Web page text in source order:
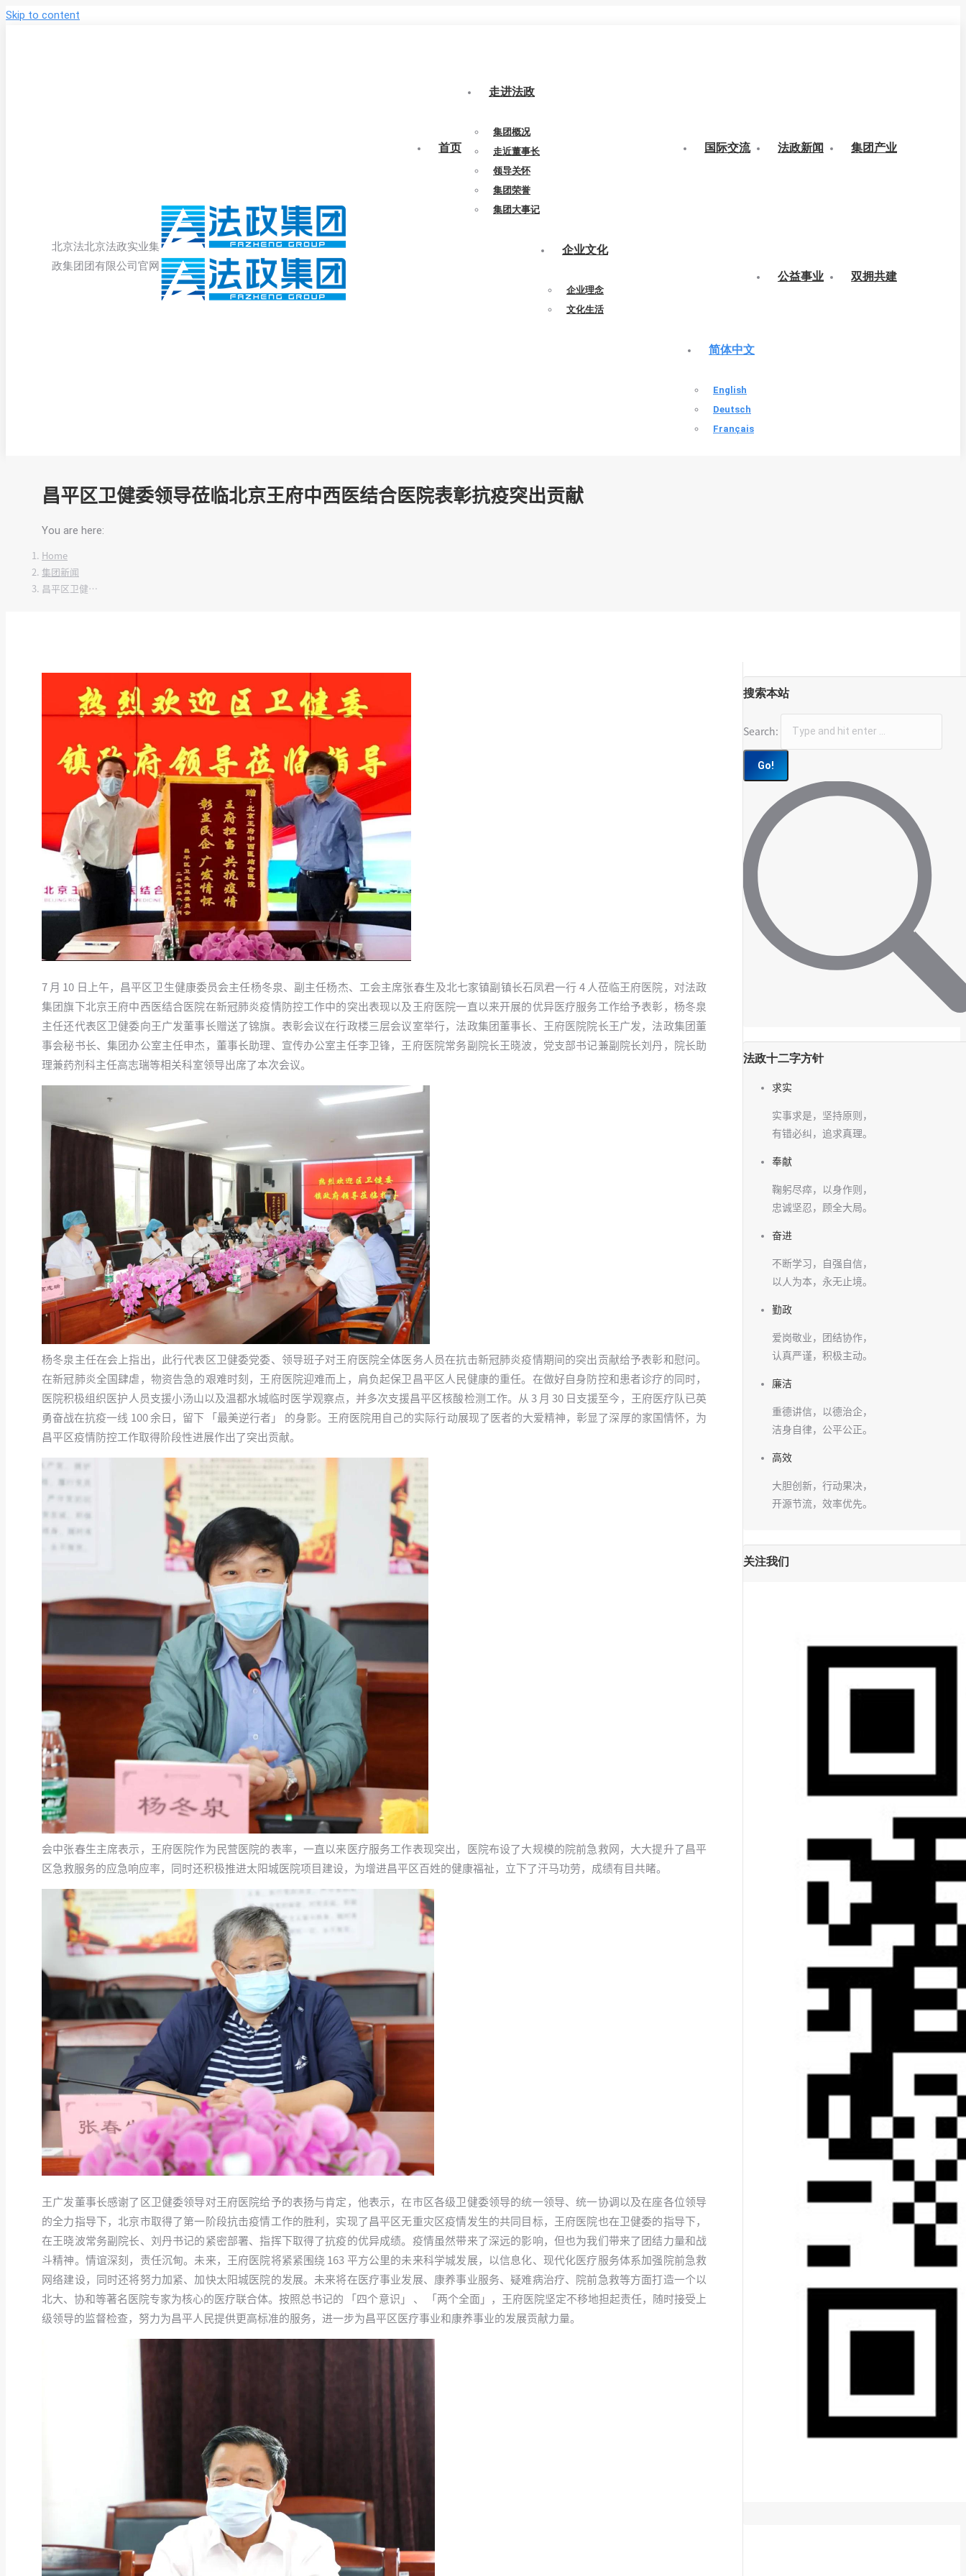
Skip to content
北京法
政集团
北京法政实业集
团有限公司官网
首页
走进法政
集团概况
走近董事长
领导关怀
集团荣誉
集团大事记
国际交流 法政新闻 集团产业
企业文化
企业理念
文化生活
公益事业 双拥共建
简体中文
English
Deutsch
Français
昌平区卫健委领导莅临北京王府中西医结合医院表彰抗疫突出贡献
You are here:
Home
集团新闻
昌平区卫健…
7 月 10 日上午，昌平区卫生健康委员会主任杨冬泉、副主任杨杰、工会主席张春生及北七家镇副镇长石凤君一行 4 人莅临王府医院，对法政
集团旗下北京王府中西医结合医院在新冠肺炎疫情防控工作中的突出表现以及王府医院一直以来开展的优异医疗服务工作给予表彰，杨冬泉
主任还代表区卫健委向王广发董事长赠送了锦旗。表彰会议在行政楼三层会议室举行，法政集团董事长、王府医院院长王广发，法政集团董
事会秘书长、集团办公室主任申杰，董事长助理、宣传办公室主任李卫锋，王府医院常务副院长王晓波，党支部书记兼副院长刘丹，院长助
理兼药剂科主任高志瑞等相关科室领导出席了本次会议。
杨冬泉主任在会上指出，此行代表区卫健委党委、领导班子对王府医院全体医务人员在抗击新冠肺炎疫情期间的突出贡献给予表彰和慰问。
在新冠肺炎全国肆虐，物资告急的艰难时刻，王府医院迎难而上，肩负起保卫昌平区人民健康的重任。在做好自身防控和患者诊疗的同时，
医院积极组织医护人员支援小汤山以及温都水城临时医学观察点，并多次支援昌平区核酸检测工作。从 3 月 30 日支援至今，王府医疗队已英
勇奋战在抗疫一线 100 余日，留下 「最美逆行者」 的身影。王府医院用自己的实际行动展现了医者的大爱精神，彰显了深厚的家国情怀，为
昌平区疫情防控工作取得阶段性进展作出了突出贡献。
会中张春生主席表示，王府医院作为民营医院的表率，一直以来医疗服务工作表现突出，医院布设了大规模的院前急救网，大大提升了昌平
区急救服务的应急响应率，同时还积极推进太阳城医院项目建设，为增进昌平区百姓的健康福祉，立下了汗马功劳，成绩有目共睹。
王广发董事长感谢了区卫健委领导对王府医院给予的表扬与肯定，他表示，在市区各级卫健委领导的统一领导、统一协调以及在座各位领导
的全力指导下，北京市取得了第一阶段抗击疫情工作的胜利，实现了昌平区无重灾区疫情发生的共同目标，王府医院也在卫健委的指导下，
在王晓波常务副院长、刘丹书记的紧密部署、指挥下取得了抗疫的优异成绩。疫情虽然带来了深远的影响，但也为我们带来了团结力量和战
斗精神。情谊深刻，责任沉甸。未来，王府医院将紧紧围绕 163 平方公里的未来科学城发展，以信息化、现代化医疗服务体系加强院前急救
网络建设，同时还将努力加紧、加快太阳城医院的发展。未来将在医疗事业发展、康养事业服务、疑难病治疗、院前急救等方面打造一个以
北大、协和等著名医院专家为核心的医疗联合体。按照总书记的 「四个意识」 、 「两个全面」，王府医院坚定不移地担起责任，随时接受上
级领导的监督检查，努力为昌平人民提供更高标准的服务，进一步为昌平区医疗事业和康养事业的发展贡献力量。
搜索本站
Search:
法政十二字方针
求实
实事求是，坚持原则，
有错必纠，追求真理。
奉献
鞠躬尽瘁，以身作则，
忠诚坚忍，顾全大局。
奋进
不断学习，自强自信，
以人为本，永无止境。
勤政
爱岗敬业，团结协作，
认真严谨，积极主动。
廉洁
重德讲信，以德治企，
洁身自律，公平公正。
高效
大胆创新，行动果决，
开源节流，效率优先。
关注我们